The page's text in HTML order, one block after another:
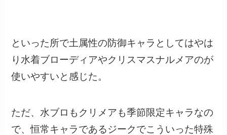
といった所で土属性の防御キャラとしてはやは
り水着ブローディアやクリスマスナルメアのが
使いやすいと感じた。
ただ、水ブロもクリメアも季節限定キャラなの
で、恒常キャラであるジークでこういった特殊